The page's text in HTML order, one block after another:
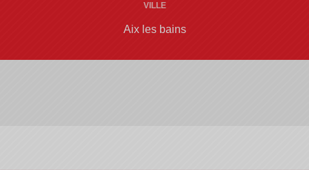
VILLE
Aix les bains